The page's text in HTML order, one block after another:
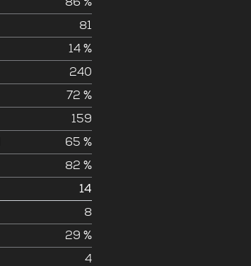
81
14 %
240
72 %
159
65 %
82 %
14
8
29 %
4